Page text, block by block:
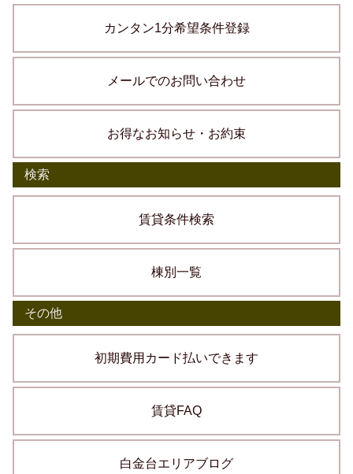
カンタン1分希望条件登録
メールでのお問い合わせ
お得なお知らせ・お約束
検索
賃貸条件検索
棟別一覧
その他
初期費用カード払いできます
賃貸FAQ
白金台エリアブログ